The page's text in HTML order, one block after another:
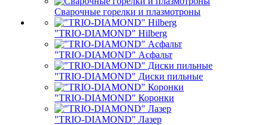
Сварочные горелки и плазмотроны
"TRIO-DIAMOND" Hilberg
"TRIO-DIAMOND" Асфальт
"TRIO-DIAMOND" Диски пильные
"TRIO-DIAMOND" Коронки
"TRIO-DIAMOND" Лазер